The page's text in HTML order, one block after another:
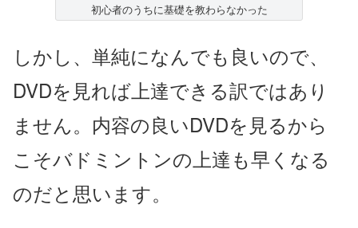
初心者のうちに基礎を教わらなかった
しかし、単純になんでも良いので、
DVDを見れば上達できる訳ではあり
ません。内容の良いDVDを見るから
こそバドミントンの上達も早くなる
のだと思います。